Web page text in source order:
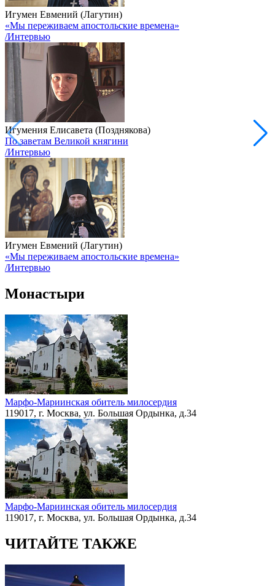
Игумен Евмений (Лагутин)
«Мы переживаем апостольские времена»
/Интервью
Игумения Елисавета (Позднякова)
По заветам Великой княгини
/Интервью
Игумен Евмений (Лагутин)
«Мы переживаем апостольские времена»
/Интервью
Монастыри
Марфо-Мариинская обитель милосердия
119017, г. Москва, ул. Большая Ордынка, д.34
Марфо-Мариинская обитель милосердия
119017, г. Москва, ул. Большая Ордынка, д.34
ЧИТАЙТЕ ТАКЖЕ